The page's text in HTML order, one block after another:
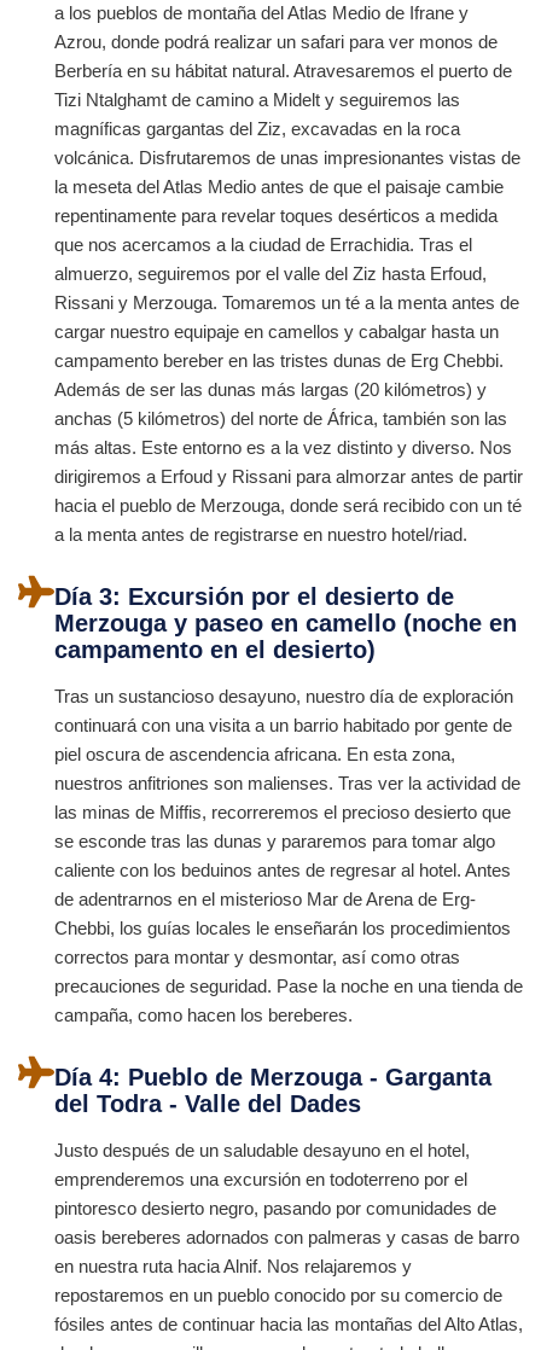
a los pueblos de montaña del Atlas Medio de Ifrane y
Azrou, donde podrá realizar un safari para ver monos de
Berbería en su hábitat natural. Atravesaremos el puerto de
Tizi Ntalghamt de camino a Midelt y seguiremos las
magníficas gargantas del Ziz, excavadas en la roca
volcánica. Disfrutaremos de unas impresionantes vistas de
la meseta del Atlas Medio antes de que el paisaje cambie
repentinamente para revelar toques desérticos a medida
que nos acercamos a la ciudad de Errachidia. Tras el
almuerzo, seguiremos por el valle del Ziz hasta Erfoud,
Rissani y Merzouga. Tomaremos un té a la menta antes de
cargar nuestro equipaje en camellos y cabalgar hasta un
campamento bereber en las tristes dunas de Erg Chebbi.
Además de ser las dunas más largas (20 kilómetros) y
anchas (5 kilómetros) del norte de África, también son las
más altas. Este entorno es a la vez distinto y diverso. Nos
dirigiremos a Erfoud y Rissani para almorzar antes de partir
hacia el pueblo de Merzouga, donde será recibido con un té
a la menta antes de registrarse en nuestro hotel/riad.
Día 3: Excursión por el desierto de
Merzouga y paseo en camello (noche en
campamento en el desierto)
Tras un sustancioso desayuno, nuestro día de exploración
continuará con una visita a un barrio habitado por gente de
piel oscura de ascendencia africana. En esta zona,
nuestros anfitriones son malienses. Tras ver la actividad de
las minas de Miffis, recorreremos el precioso desierto que
se esconde tras las dunas y pararemos para tomar algo
caliente con los beduinos antes de regresar al hotel. Antes
de adentrarnos en el misterioso Mar de Arena de Erg-
Chebbi, los guías locales le enseñarán los procedimientos
correctos para montar y desmontar, así como otras
precauciones de seguridad. Pase la noche en una tienda de
campaña, como hacen los bereberes.
Día 4: Pueblo de Merzouga - Garganta
del Todra - Valle del Dades
Justo después de un saludable desayuno en el hotel,
emprenderemos una excursión en todoterreno por el
pintoresco desierto negro, pasando por comunidades de
oasis bereberes adornados con palmeras y casas de barro
en nuestra ruta hacia Alnif. Nos relajaremos y
repostaremos en un pueblo conocido por su comercio de
fósiles antes de continuar hacia las montañas del Alto Atlas,